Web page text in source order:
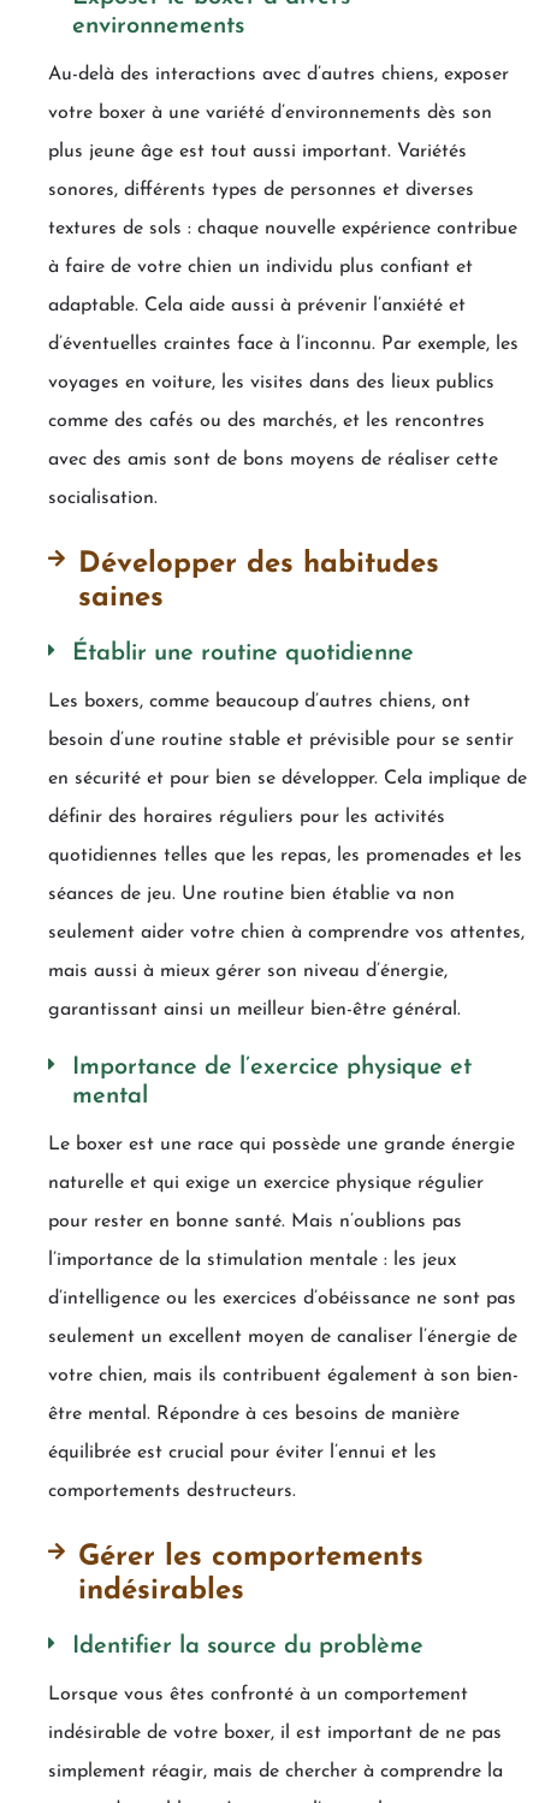
environnements
Au-delà des interactions avec d’autres chiens, exposer
votre boxer à une variété d’environnements dès son
plus jeune âge est tout aussi important. Variétés
sonores, différents types de personnes et diverses
textures de sols : chaque nouvelle expérience contribue
à faire de votre chien un individu plus confiant et
adaptable. Cela aide aussi à prévenir l’anxiété et
d’éventuelles craintes face à l’inconnu. Par exemple, les
voyages en voiture, les visites dans des lieux publics
comme des cafés ou des marchés, et les rencontres
avec des amis sont de bons moyens de réaliser cette
socialisation.
Développer des habitudes
saines
Établir une routine quotidienne
Les boxers, comme beaucoup d’autres chiens, ont
besoin d’une routine stable et prévisible pour se sentir
en sécurité et pour bien se développer. Cela implique de
définir des horaires réguliers pour les activités
quotidiennes telles que les repas, les promenades et les
séances de jeu. Une routine bien établie va non
seulement aider votre chien à comprendre vos attentes,
mais aussi à mieux gérer son niveau d’énergie,
garantissant ainsi un meilleur bien-être général.
Importance de l’exercice physique et
mental
Le boxer est une race qui possède une grande énergie
naturelle et qui exige un exercice physique régulier
pour rester en bonne santé. Mais n’oublions pas
l’importance de la stimulation mentale : les jeux
d’intelligence ou les exercices d’obéissance ne sont pas
seulement un excellent moyen de canaliser l’énergie de
votre chien, mais ils contribuent également à son bien-
être mental. Répondre à ces besoins de manière
équilibrée est crucial pour éviter l’ennui et les
comportements destructeurs.
Gérer les comportements
indésirables
Identifier la source du problème
Lorsque vous êtes confronté à un comportement
indésirable de votre boxer, il est important de ne pas
simplement réagir, mais de chercher à comprendre la